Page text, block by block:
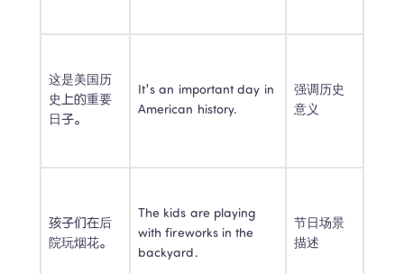
这是美国历
史上的重要
日子。
It's an important day in
American history.
强调历史
意义
孩子们在后
院玩烟花。
The kids are playing
with fireworks in the
backyard.
节日场景
描述